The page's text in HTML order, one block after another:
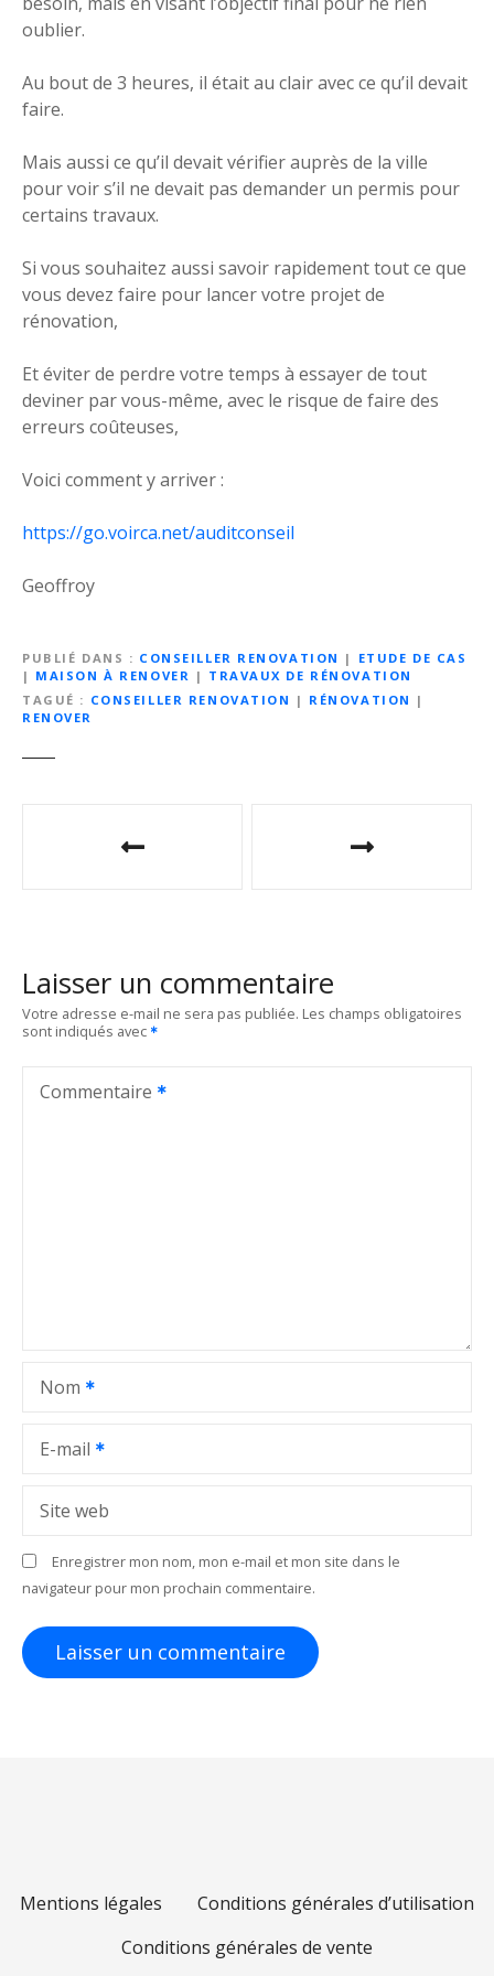
oublier.
Au bout de 3 heures, il était au clair avec ce qu’il devait
faire.
Mais aussi ce qu’il devait vérifier auprès de la ville
pour voir s’il ne devait pas demander un permis pour
certains travaux.
Si vous souhaitez aussi savoir rapidement tout ce que
vous devez faire pour lancer votre projet de
rénovation,
Et éviter de perdre votre temps à essayer de tout
deviner par vous-même, avec le risque de faire des
erreurs coûteuses,
Voici comment y arriver :
https://go.voirca.net/auditconseil
Geoffroy
PUBLIÉ DANS CONSEILLER RENOVATION | ETUDE DE CAS
| MAISON À RENOVER | TRAVAUX DE RÉNOVATION
TAGUÉ
CONSEILLER RENOVATION | RÉNOVATION |
RENOVER
g
a
t
i
c
l
Laisser un commentaire
Votre adresse e-mail ne sera pas publiée. Les champs obligatoires
sont indiqués avec
Commentaire
Nom
E-mail
Site web
Enregistrer mon nom, mon e-mail et mon site dans le
navigateur pour mon prochain commentaire.
Mentions légales
Conditions générales d’utilisation
Conditions générales de vente